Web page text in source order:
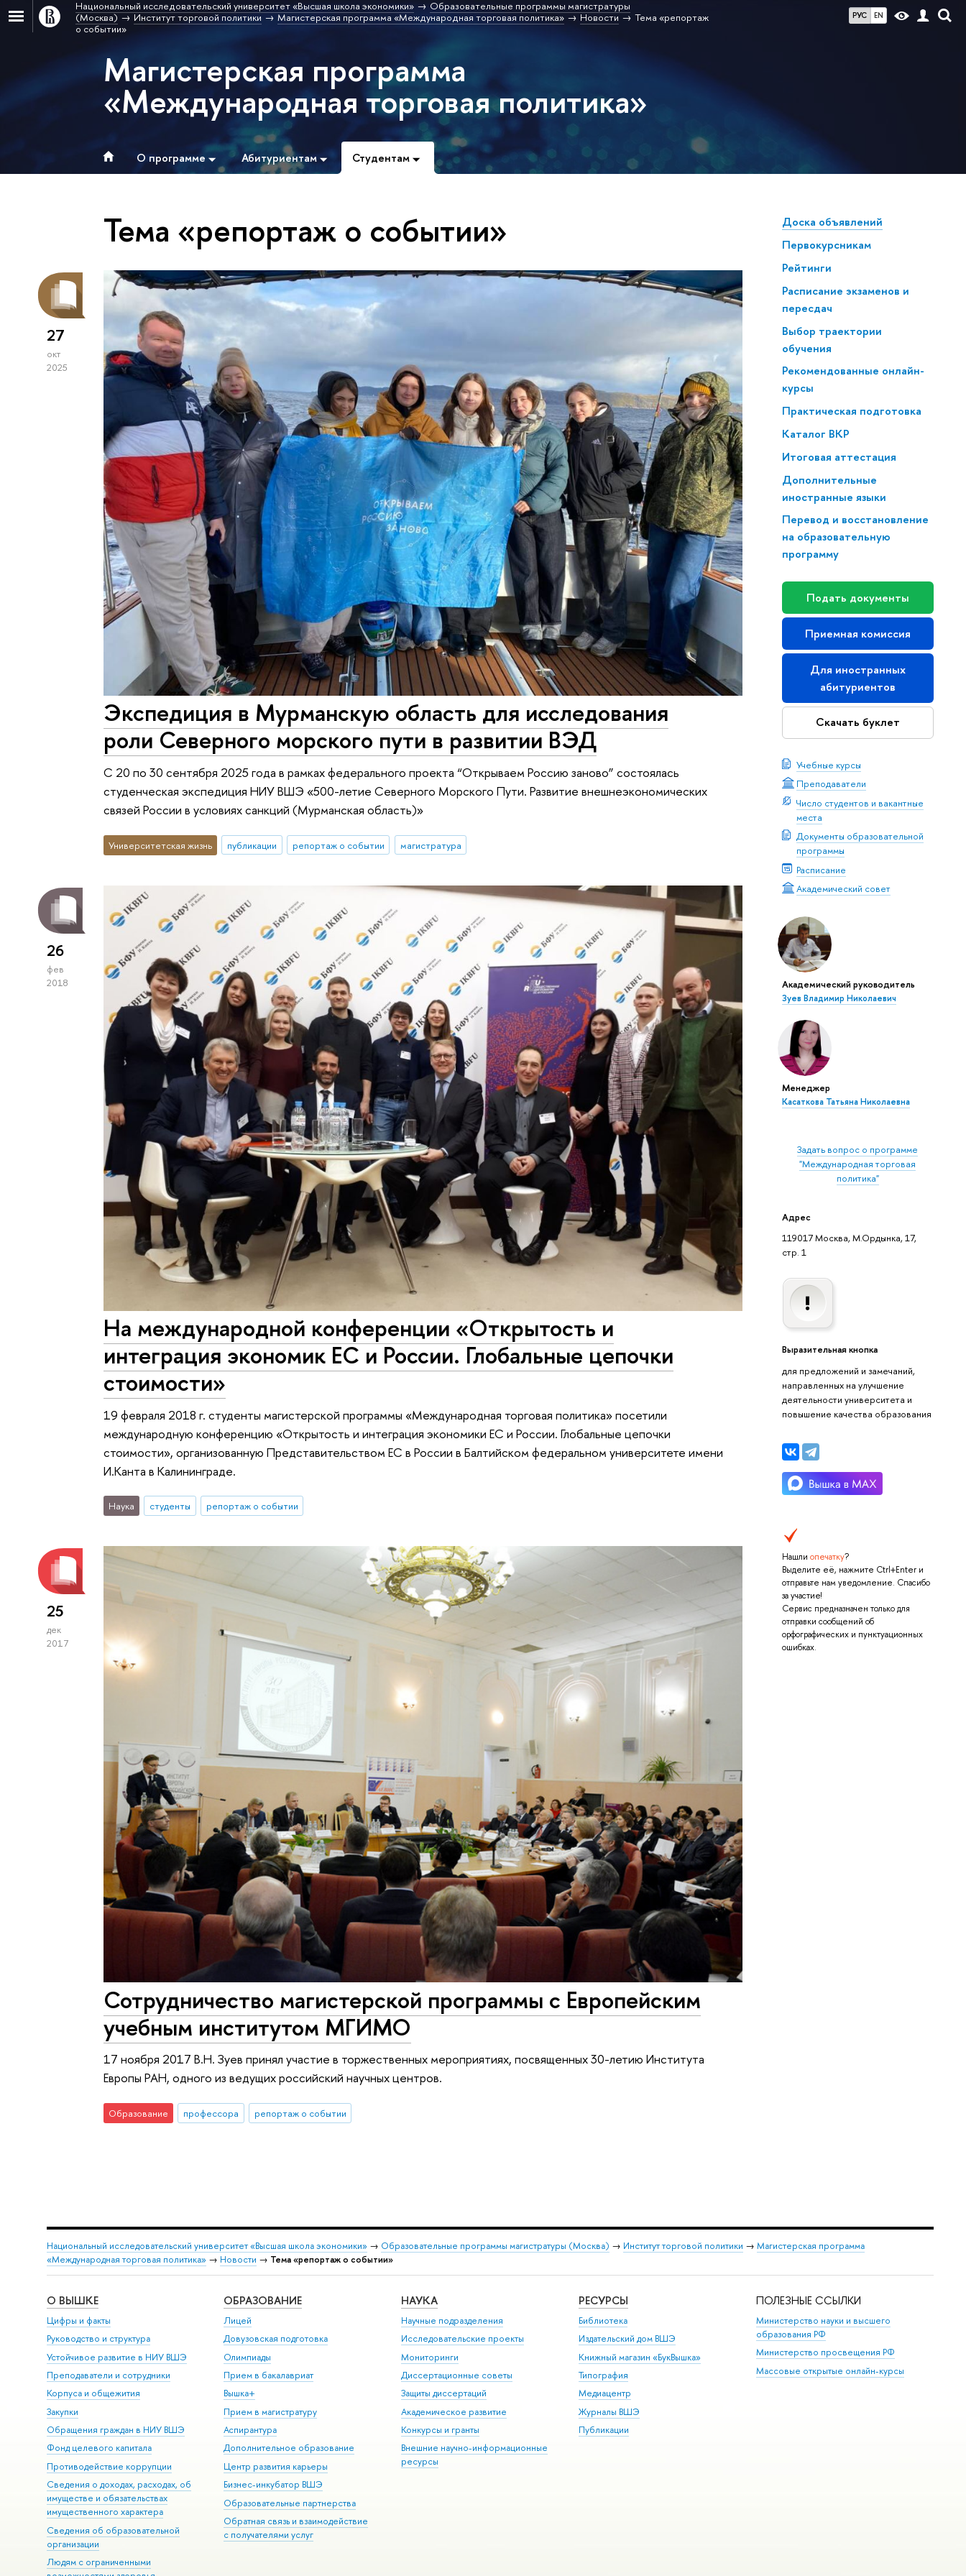
РУС EN
Национальный исследовательский университет «Высшая школа экономики»
Образовательные программы магистратуры
(Москва)
Институт торговой политики Магистерская программа «Международная торговая политика» Новости
Тема «репортаж
о событии»
Магистерская программа
«Международная торговая политика»
О программе Абитуриентам Студентам
Доска объявлений
Первокурсникам
Рейтинги
Расписание экзаменов и
пересдач
Выбор траектории
обучения
Рекомендованные онлайн-
курсы
Практическая подготовка
Каталог ВКР
Итоговая аттестация
Дополнительные
иностранные языки
Перевод и восстановление
на образовательную
программу
Подать документы
Приемная комиссия
Для иностранных
абитуриентов
Скачать буклет
Учебные курсы
Преподаватели
Число студентов и вакантные
места
Документы образовательной
программы
Расписание
Академический совет
Академический руководитель
Зуев Владимир Николаевич
Менеджер
Касаткова Татьяна Николаевна
Задать вопрос о программе
"Международная торговая
политика"
Адрес
119017 Москва, М.Ордынка, 17,
стр. 1
Выразительная кнопка
для предложений и замечаний,
направленных на улучшение
деятельности университета и
повышение качества образования
Нашли опечатку?
Выделите её, нажмите Ctrl+Enter и
отправьте нам уведомление. Спасибо
за участие!
Сервис предназначен только для
отправки сообщений об
орфографических и пунктуационных
ошибках.
Тема «репортаж о событии»
27
окт
2025
Экспедиция в Мурманскую область для исследования
роли Северного морского пути в развитии ВЭД
С 20 по 30 сентября 2025 года в рамках федерального проекта “Открываем Россию заново” состоялась
студенческая экспедиция НИУ ВШЭ «500-летие Северного Морского Пути. Развитие внешнеэкономических
связей России в условиях санкций (Мурманская область)»
Университетская жизнь публикации репортаж о событии магистратура
26
фев
2018
На международной конференции «Открытость и
интеграция экономик ЕС и России. Глобальные цепочки
стоимости»
19 февраля 2018 г. студенты магистерской программы «Международная торговая политика» посетили
международную конференцию «Открытость и интеграция экономики ЕС и России. Глобальные цепочки
стоимости», организованную Представительством ЕС в России в Балтийском федеральном университете имени
И.Канта в Калининграде.
Наука студенты репортаж о событии
25
дек
2017
Сотрудничество магистерской программы с Европейским
учебным институтом МГИМО
17 ноября 2017 В.Н. Зуев принял участие в торжественных мероприятиях, посвященных 30-летию Института
Европы РАН, одного из ведущих российский научных центров.
Образование профессора репортаж о событии
Национальный исследовательский университет «Высшая школа экономики» → Образовательные программы магистратуры (Москва) → Институт торговой политики → Магистерская программа
«Международная торговая политика» → Новости → Тема «репортаж о событии»
О ВЫШКЕ
Цифры и факты
Руководство и структура
Устойчивое развитие в НИУ ВШЭ
Преподаватели и сотрудники
Корпуса и общежития
Закупки
Обращения граждан в НИУ ВШЭ
Фонд целевого капитала
Противодействие коррупции
Сведения о доходах, расходах, об
имуществе и обязательствах
имущественного характера
Сведения об образовательной
организации
Людям с ограниченными
ОБРАЗОВАНИЕ
Лицей
Довузовская подготовка
Олимпиады
Прием в бакалавриат
Вышка+
Прием в магистратуру
Аспирантура
Дополнительное образование
Центр развития карьеры
Бизнес-инкубатор ВШЭ
Образовательные партнерства
Обратная связь и взаимодействие
с получателями услуг
НАУКА
Научные подразделения
Исследовательские проекты
Мониторинги
Диссертационные советы
Защиты диссертаций
Академическое развитие
Конкурсы и гранты
Внешние научно-информационные
ресурсы
РЕСУРСЫ
Библиотека
Издательский дом ВШЭ
Книжный магазин «БукВышка»
Типография
Медиацентр
Журналы ВШЭ
Публикации
ПОЛЕЗНЫЕ ССЫЛКИ
Министерство науки и высшего
образования РФ
Министерство просвещения РФ
Массовые открытые онлайн-курсы